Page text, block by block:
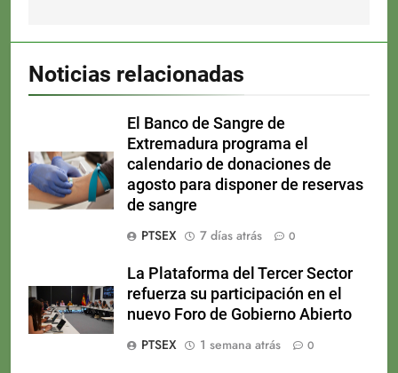
Noticias relacionadas
El Banco de Sangre de
Extremadura programa el
calendario de donaciones de
agosto para disponer de reservas
de sangre
PTSEX
7 días atrás 0
La Plataforma del Tercer Sector
refuerza su participación en el
nuevo Foro de Gobierno Abierto
PTSEX
1 semana atrás 0